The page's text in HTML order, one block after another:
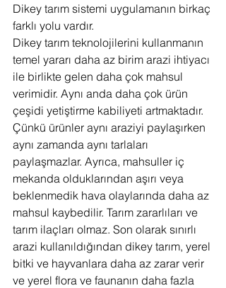
Dikey tarım sistemi uygulamanın birkaç
farklı yolu vardır.
Dikey tarım teknolojilerini kullanmanın
temel yararı daha az birim arazi ihtiyacı
ile birlikte gelen daha çok mahsul
verimidir. Aynı anda daha çok ürün
çeşidi yetiştirme kabiliyeti artmaktadır.
Çünkü ürünler aynı araziyi paylaşırken
aynı zamanda aynı tarlaları
paylaşmazlar. Ayrıca, mahsuller iç
mekanda olduklarından aşırı veya
beklenmedik hava olaylarında daha az
mahsul kaybedilir. Tarım zararlıları ve
tarım ilaçları olmaz. Son olarak sınırlı
arazi kullanıldığından dikey tarım, yerel
bitki ve hayvanlara daha az zarar verir
ve yerel flora ve faunanın daha fazla